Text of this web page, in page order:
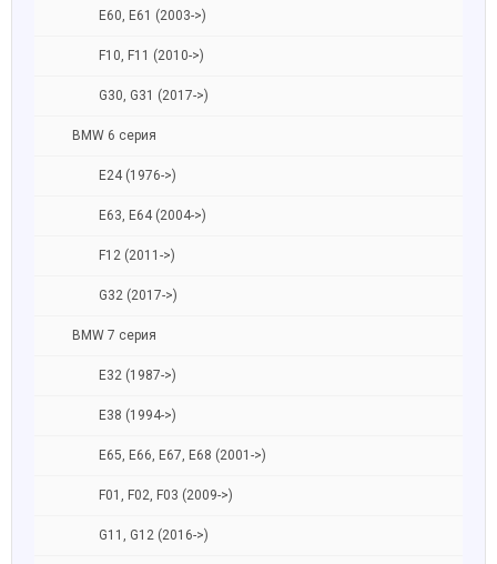
E60, E61 (2003->)
F10, F11 (2010->)
G30, G31 (2017->)
BMW 6 серия
E24 (1976->)
E63, E64 (2004->)
F12 (2011->)
G32 (2017->)
BMW 7 серия
E32 (1987->)
E38 (1994->)
E65, E66, E67, E68 (2001->)
F01, F02, F03 (2009->)
G11, G12 (2016->)